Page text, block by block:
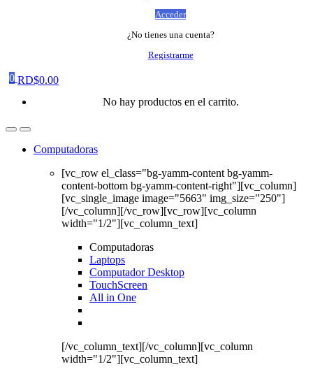
Acceder
¿No tienes una cuenta?
Registrarme
0 RD$0.00
No hay productos en el carrito.
Computadoras
[vc_row el_class="bg-yamm-content bg-yamm-
content-bottom bg-yamm-content-right"][vc_column]
[vc_single_image image="5663" img_size="250"]
[/vc_column][/vc_row][vc_row][vc_column
width="1/2"][vc_column_text]
Computadoras
Laptops
Computador Desktop
TouchScreen
All in One
[/vc_column_text][/vc_column][vc_column
width="1/2"][vc_column_text]